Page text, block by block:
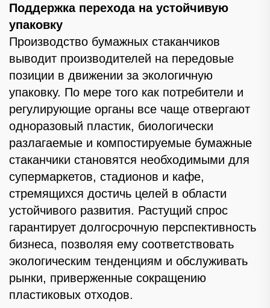
Поддержка перехода на устойчивую
упаковку
Производство бумажных стаканчиков
выводит производителей на передовые
позиции в движении за экологичную
упаковку. По мере того как потребители и
регулирующие органы все чаще отвергают
одноразовый пластик, биологически
разлагаемые и компостируемые бумажные
стаканчики становятся необходимыми для
супермаркетов, стадионов и кафе,
стремящихся достичь целей в области
устойчивого развития. Растущий спрос
гарантирует долгосрочную перспективность
бизнеса, позволяя ему соответствовать
экологическим тенденциям и обслуживать
рынки, приверженные сокращению
пластиковых отходов.